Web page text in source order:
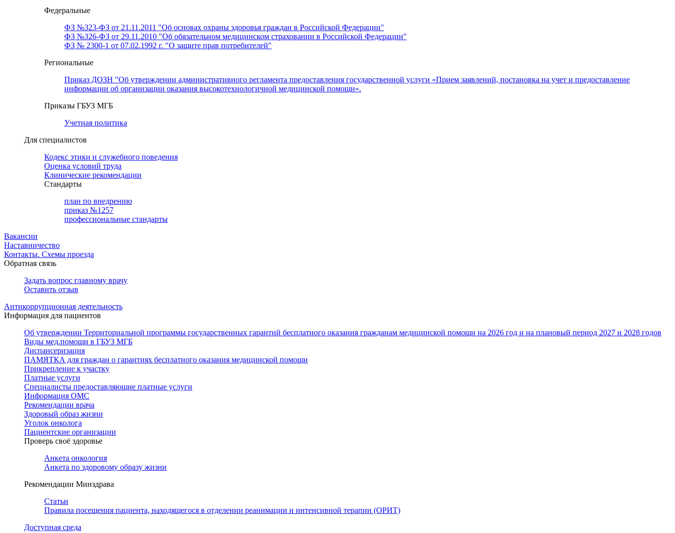
Федеральные
ФЗ №323-ФЗ от 21.11.2011 "Об основах охраны здоровья граждан в Российской Федерации"
ФЗ №326-ФЗ от 29.11.2010 "Об обязательном медицинском страховании в Российской Федерации"
ФЗ № 2300-1 от 07.02.1992 г. "О защите прав потребителей"
Региональные
Приказ ДОЗН "Об утверждении административного регламента предоставления государственной услуги «Прием заявлений, постановка на учет и предоставление
информации об организации оказания высокотехнологичной медицинской помощи».
Приказы ГБУЗ МГБ
Учетная политика
Для специалистов
Кодекс этики и служебного поведения
Оценка условий труда
Клинические рекомендации
Cтандарты
план по внедрению
приказ №1257
профессиональные стандарты
Вакансии
Наставничество
Контакты. Схемы проезда
Обратная связь
Задать вопрос главному врачу
Оставить отзыв
Антикоррупционная деятельность
Информация для пациентов
Об утверждении Территориальной программы государственных гарантий бесплатного оказания гражданам медицинской помощи на 2026 год и на плановый период 2027 и 2028 годов
Виды мед.помощи в ГБУЗ МГБ
Диспансеризация
ПАМЯТКА для граждан о гарантиях бесплатного оказания медицинской помощи
Прикрепление к участку
Платные услуги
Специалисты предоставляющие платные услуги
Информация ОМС
Рекомендации врача
Здоровый образ жизни
Уголок онколога
Пациентские организации
Проверь своё здоровье
Анкета онкология
Анкета по здоровому образу жизни
Рекомендации Минздрава
Статьи
Правила посещения пациента, находящегося в отделении реанимации и интенсивной терапии (ОРИТ)
Доступная среда